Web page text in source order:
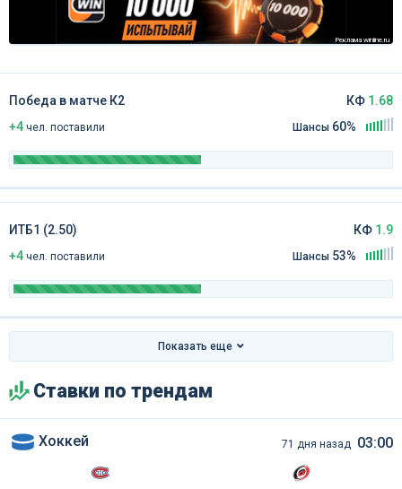
Реклама winline.ru
Победа в матче К2
+4 чел. поставили
КФ 1.68
Шансы 60%
ИТБ1 (2.50)
+4 чел. поставили
КФ 1.9
Шансы 53%
Показать еще
Ставки по трендам
Хоккей 71 дня назад 03:00